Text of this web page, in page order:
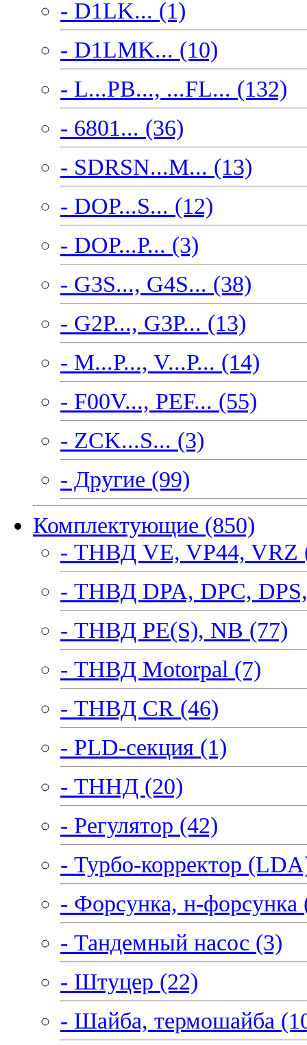
- D1LK... (1)
- D1LMK... (10)
- L...PB..., ...FL... (132)
- 6801... (36)
- SDRSN...M... (13)
- DOP...S... (12)
- DOP...P... (3)
- G3S..., G4S... (38)
- G2P..., G3P... (13)
- M...P..., V...P... (14)
- F00V..., PEF... (55)
- ZCK...S... (3)
- Другие (99)
Комплектующие (850)
- ТНВД VE, VP44, VRZ
- ТНВД DPA, DPC,
- ТНВД PE(S), NB (77)
- ТНВД Motorpal (7)
- ТНВД CR (46)
- PLD-секция (1)
- ТННД (20)
- Регулятор (42)
- Турбо-корректор
- Форсунка, н-форсунка
- Тандемный насос (3)
- Штуцер (22)
- Шайба, термошайба